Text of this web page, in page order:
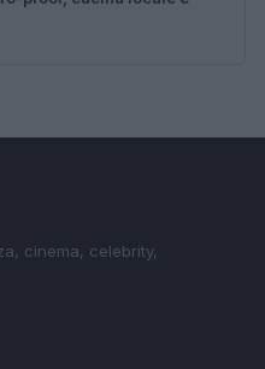
cinema, celebrity,